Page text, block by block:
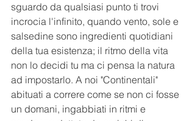
sguardo da qualsiasi punto ti trovi
incrocia l'infinito, quando vento, sole e
salsedine sono ingredienti quotidiani
della tua esistenza; il ritmo della vita
non lo decidi tu ma ci pensa la natura
ad impostarlo. A noi "Continentali"
abituati a correre come se non ci fosse
un domani, ingabbiati in ritmi e